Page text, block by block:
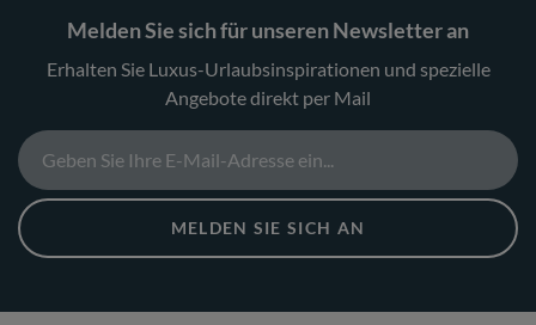
Melden Sie sich für unseren Newsletter an
Erhalten Sie Luxus-Urlaubsinspirationen und spezielle
Angebote direkt per Mail
MELDEN SIE SICH AN